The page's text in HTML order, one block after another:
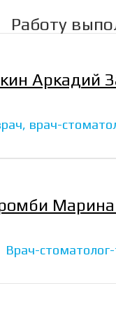
Работу
Аркадий
врач-
Марина
Врач-